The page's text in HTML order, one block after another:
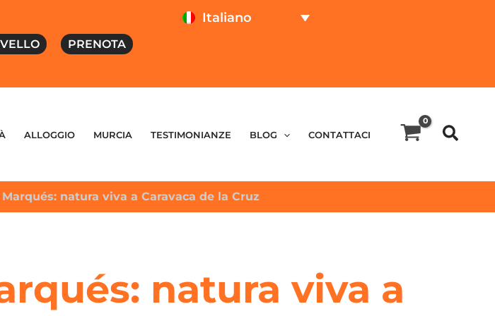
PRENOTA
Italiano
ALLOGGIO MURCIA TESTIMONIANZE BLOG CONTATTACI
natura viva a Caravaca de la Cruz
natura viva a